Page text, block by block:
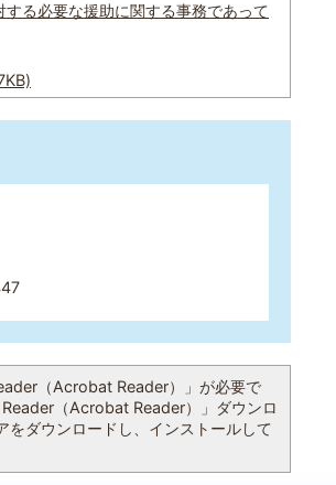
る必要な援助に関する事務であって
（Acrobat Reader）」が必要で
（Acrobat Reader）」ダウンロ
をダウンロードし、インストールして